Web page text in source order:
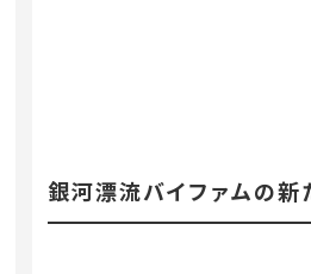
銀河漂流バイファムの新